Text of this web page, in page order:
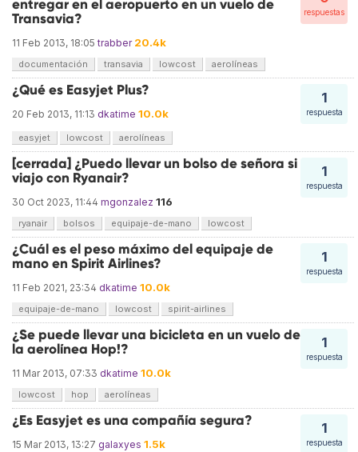
respuestas
entregar en el aeropuerto en un vuelo de
Transavia?
11 Feb 2013, 18:05 trabber 20.4k
documentación transavia lowcost aerolíneas
1
respuesta
¿Qué es Easyjet Plus?
20 Feb 2013, 11:13 dkatime 10.0k
easyjet lowcost aerolíneas
1
respuesta
[cerrada] ¿Puedo llevar un bolso de señora si
viajo con Ryanair?
30 Oct 2023, 11:44 mgonzalez 116
ryanair bolsos equipaje-de-mano lowcost
1
respuesta
¿Cuál es el peso máximo del equipaje de
mano en Spirit Airlines?
11 Feb 2021, 23:34 dkatime 10.0k
equipaje-de-mano lowcost spirit-airlines
1
respuesta
¿Se puede llevar una bicicleta en un vuelo de
la aerolínea Hop!?
11 Mar 2013, 07:33 dkatime 10.0k
lowcost hop aerolíneas
1
respuesta
¿Es Easyjet es una compañía segura?
15 Mar 2013, 13:27 galaxyes 1.5k